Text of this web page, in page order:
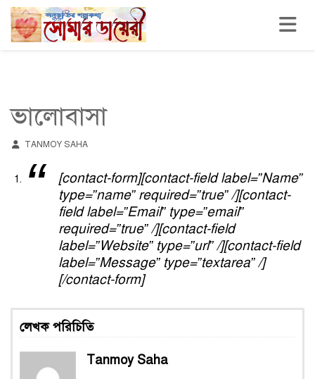
Toggle
ভালোবাসা
TANMOY SAHA
[contact-form][contact-field label=”Name”
type=”name” required=”true” /][contact-
field label=”Email” type=”email”
required=”true” /][contact-field
label=”Website” type=”url” /][contact-field
label=”Message” type=”textarea” /]
[/contact-form]
লেখক পরিচিতি
Tanmoy Saha